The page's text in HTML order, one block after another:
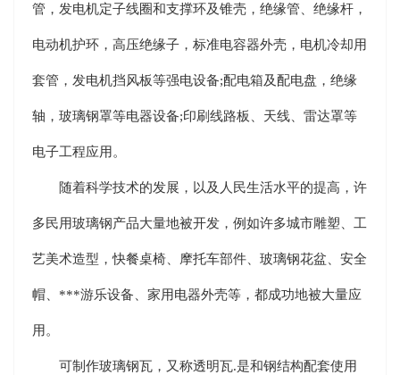
管，发电机定子线圈和支撑环及锥壳，绝缘管、绝缘杆，
电动机护环，高压绝缘子，标准电容器外壳，电机冷却用
套管，发电机挡风板等强电设备;配电箱及配电盘，绝缘
轴，玻璃钢罩等电器设备;印刷线路板、天线、雷达罩等
电子工程应用。
随着科学技术的发展，以及人民生活水平的提高，许
多民用玻璃钢产品大量地被开发，例如许多城市雕塑、工
艺美术造型，快餐桌椅、摩托车部件、玻璃钢花盆、安全
帽、***游乐设备、家用电器外壳等，都成功地被大量应
用。
可制作玻璃钢瓦，又称透明瓦.是和钢结构配套使用